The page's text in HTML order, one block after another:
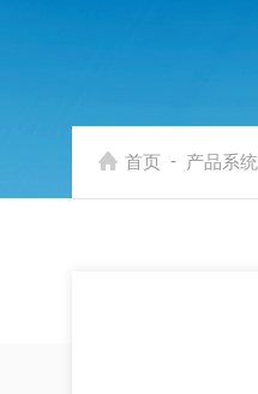
首页 - 产品系统